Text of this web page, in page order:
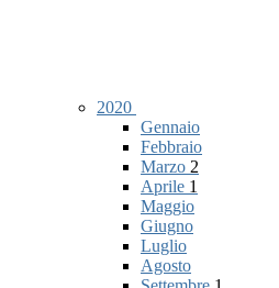
2020
Gennaio
Febbraio
Marzo 2
Aprile 1
Maggio
Giugno
Luglio
Agosto